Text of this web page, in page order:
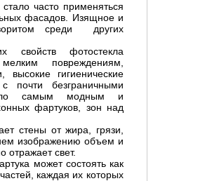
часто применяться
фасадов. Изящное и
среди других
свойств фотостекла
повреждениям,
гигиенические
почти безграничными
самым модным и
фартуков, зон над
стены от жира, грязи,
изображению объем и
отражает свет.
может состоять как
каждая их которых